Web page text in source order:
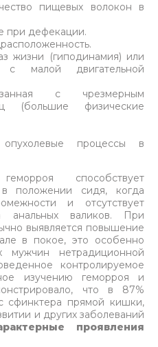
пищевых волокон в
при дефекации.
жизни (гиподинамия) или
с малой двигательной
с чрезмерным
(большие физические
процессы в
способствует
положении сидя, когда
и отсутствует
анальных валиков. При
выявляется повышение
в покое, это особенно
мужчин нетрадиционной
контролируемое
изучению геморроя и
что в 87%
сфинктера прямой кишки,
и других заболеваний
проявления